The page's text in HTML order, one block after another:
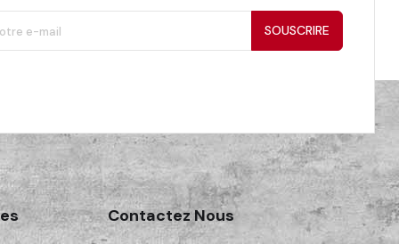
SOUSCRIRE
Contactez Nous